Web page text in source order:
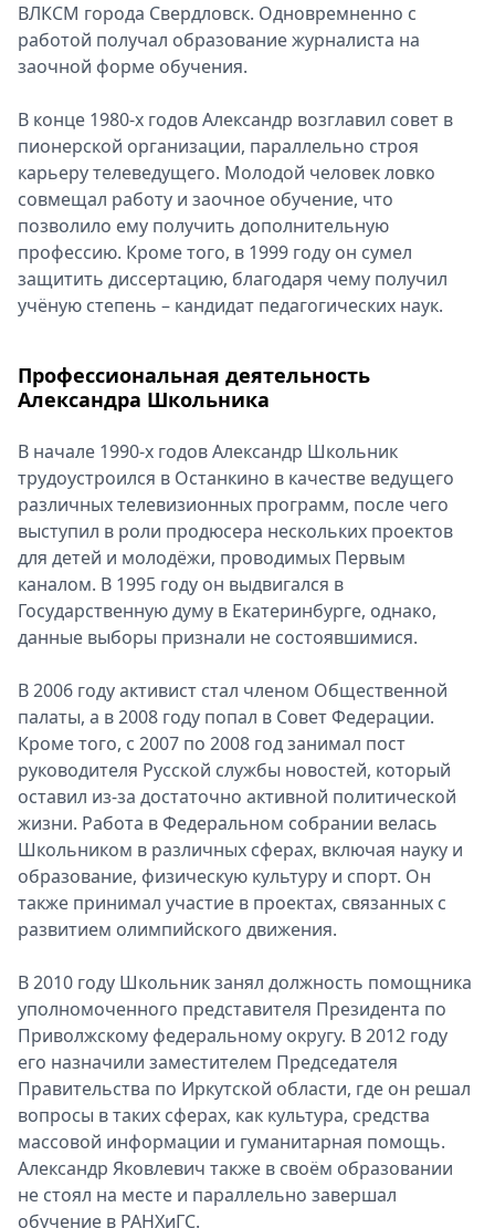
ВЛКСМ города Свердловск. Одновремненно с
работой получал образование журналиста на
заочной форме обучения.
В конце 1980-х годов Александр возглавил совет в
пионерской организации, параллельно строя
карьеру телеведущего. Молодой человек ловко
совмещал работу и заочное обучение, что
позволило ему получить дополнительную
профессию. Кроме того, в 1999 году он сумел
защитить диссертацию, благодаря чему получил
учёную степень – кандидат педагогических наук.
Профессиональная деятельность
Александра Школьника
В начале 1990-х годов Александр Школьник
трудоустроился в Останкино в качестве ведущего
различных телевизионных программ, после чего
выступил в роли продюсера нескольких проектов
для детей и молодёжи, проводимых Первым
каналом. В 1995 году он выдвигался в
Государственную думу в Екатеринбурге, однако,
данные выборы признали не состоявшимися.
В 2006 году активист стал членом Общественной
палаты, а в 2008 году попал в Совет Федерации.
Кроме того, с 2007 по 2008 год занимал пост
руководителя Русской службы новостей, который
оставил из-за достаточно активной политической
жизни. Работа в Федеральном собрании велась
Школьником в различных сферах, включая науку и
образование, физическую культуру и спорт. Он
также принимал участие в проектах, связанных с
развитием олимпийского движения.
В 2010 году Школьник занял должность помощника
уполномоченного представителя Президента по
Приволжскому федеральному округу. В 2012 году
его назначили заместителем Председателя
Правительства по Иркутской области, где он решал
вопросы в таких сферах, как культура, средства
массовой информации и гуманитарная помощь.
Александр Яковлевич также в своём образовании
не стоял на месте и параллельно завершал
обучение в РАНХиГС.